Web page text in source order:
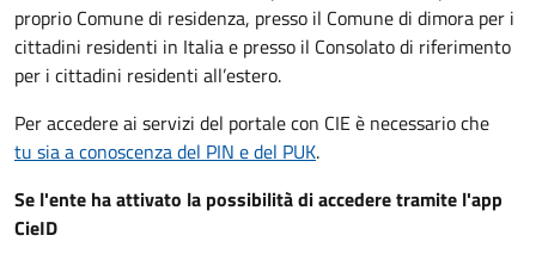
proprio Comune di residenza, presso il Comune di dimora per i
cittadini residenti in Italia e presso il Consolato di riferimento
per i cittadini residenti all’estero.
Per accedere ai servizi del portale con CIE è necessario che
tu sia a conoscenza del PIN e del PUK.
Se l'ente ha attivato la possibilità di accedere tramite l'app
CieID